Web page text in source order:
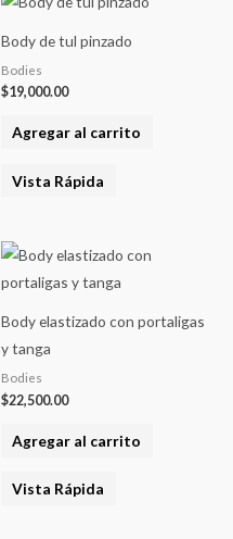
Body de tul pinzado
Bodies
$19,000.00
Agregar al carrito
Vista Rápida
Body elastizado con portaligas
y tanga
Bodies
$22,500.00
Agregar al carrito
Vista Rápida